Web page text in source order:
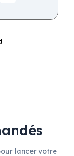
lancer votre